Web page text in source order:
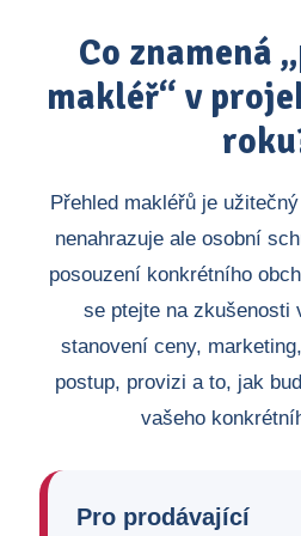
Co znamená
makléř“ v
Přehled makléřů je
nenahrazuje ale osobní
posouzení konkrétního
se ptejte na zkušenosti
stanovení ceny,
postup, provizi a to, jak
vašeho
Pro prodávající